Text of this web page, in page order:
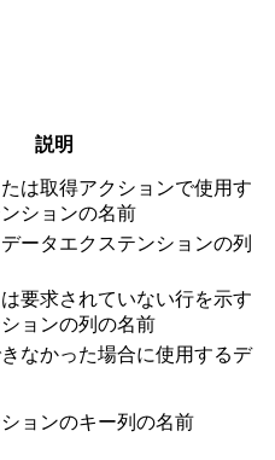
説明
は取得アクションで使用す
ションの名前
ータエクステンションの列
要求されていない行を示す
ョンの列の名前
なかった場合に使用するデ
ョンのキー列の名前